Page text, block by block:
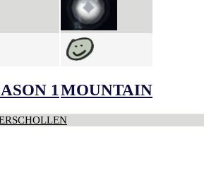
1MOUNTAIN